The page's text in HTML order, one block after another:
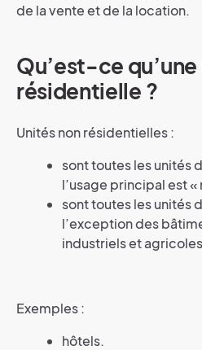
de la vente et de la location.
Qu’est-ce
résidentielle ?
Unités non résidentielles :
sont toutes les unités
l’usage principal est
sont toutes les unités
l’exception des
industriels et
Exemples :
hôtels.